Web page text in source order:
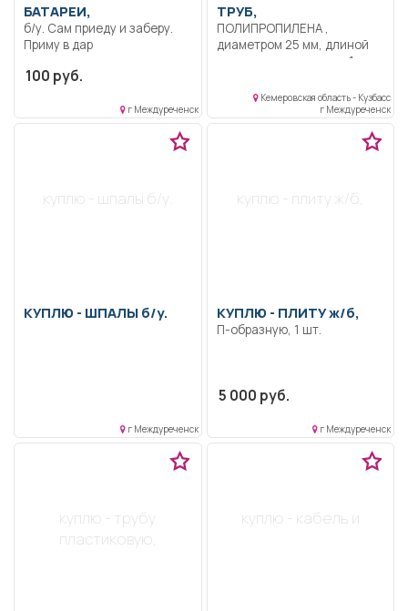
БАТАРЕИ,
б/у. Сам приеду и заберу.
Приму в дар
100 руб.
г Междуреченск
ТРУБ,
ПОЛИПРОПИЛЕНА ,
диаметром 25 мм, длиной
желательно не менее 1
СамовывозКемеровская область - Кузбасс
г Междуреченск
куплю - шпалы б/у.
КУПЛЮ - ШПАЛЫ б/у.
г Междуреченск
куплю - плиту ж/б,
КУПЛЮ - ПЛИТУ ж/б,
П-образную, 1 шт.
5 000 руб.
г Междуреченск
куплю - трубу
пластиковую,
куплю - кабель и